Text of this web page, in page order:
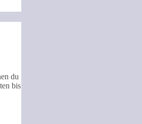
du
bis